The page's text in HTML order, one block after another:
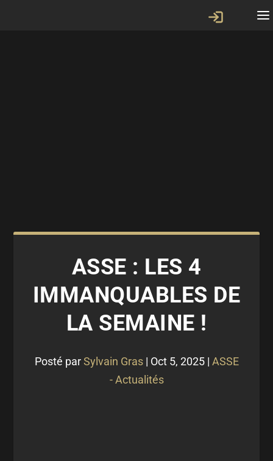
ASSE : LES 4
IMMANQUABLES DE
LA SEMAINE !
Posté parSylvain Gras| Oct 5, 2025| ASSE
- Actualités